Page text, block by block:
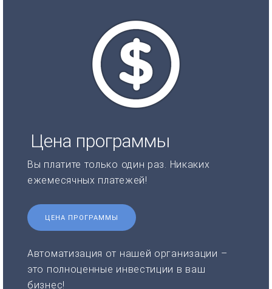
Цена программы
Вы платите только один раз. Никаких
ежемесячных платежей!
ЦЕНА ПРОГРАММЫ
Автоматизация от нашей организации –
это полноценные инвестиции в ваш
бизнес!